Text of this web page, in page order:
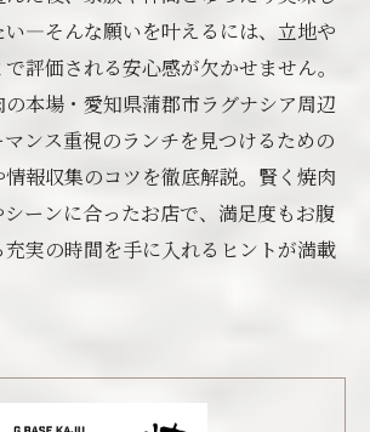
い—そんな願いを叶えるには、立地や
評価される安心感が欠かせません。
本場・愛知県蒲郡市ラグナシア周辺
ンス重視のランチを見つけるための
報収集のコツを徹底解説。賢く焼肉
ーンに合ったお店で、満足度もお腹
充実の時間を手に入れるヒントが満載